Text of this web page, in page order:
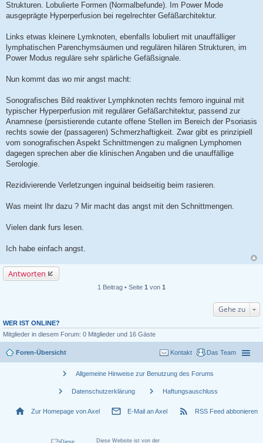
Strukturen. Lobulierte Formen (Normalbefunde). Im Power Mode
ausgeprägte Hyperperfusion bei regelrechter Gefäßarchitektur.
Links etwas kleinere Lymknoten, ebenfalls lobuliert mit unauffälliger
lymphatischen Parenchymsäumen und regulären hilären Strukturen, im
Power Modus reguläre sehr spärliche Gefäßsignale.
Nun kommt das wo mir angst macht:
Sonografisches Bild reaktiver Lymphknoten rechts femoro inguinal mit
typischer Hyperperfusion mit regulärer Gefäßarchitektur, passend zur
Anamnese (persistierende cutante offene Stellen im Bereich der Psoriasis
rechts sowie der (passageren) Schmerzhaftigkeit. Zwar gibt es prinzipiell
vom sonografischen Aspekt Schnittmengen zu malignen Lymphomen
dagegen sprechen aber die klinischen Angaben und die unauffällige
Serologie.
Rezidivierende Verletzungen inguinal beidseitig beim rasieren.
Was meint Ihr dazu ? Mir macht das angst mit den Schnittmengen.
Vielen dank furs lesen.
Ich habe einfach angst.
Antworten
1 Beitrag • Seite 1 von 1
Gehe zu
WER IST ONLINE?
Mitglieder in diesem Forum: 0 Mitglieder und 16 Gäste
Foren-Übersicht Das Team
Kontakt
chevron_right Allgemeine Hinweise zur Benutzung des Forums
chevron_right Datenschutzerklärung chevron_right Haftungsauschluss
home Zur Homepage von Axel mail_outline E-Mail an Axel rss_feed RSS Feed abbonieren
Diese Website ist von der